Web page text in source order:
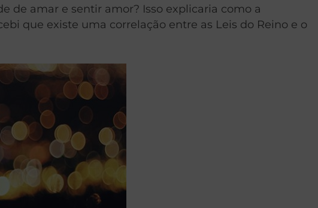
de amar e sentir amor? Isso explicaria como a
que existe uma correlação entre as Leis do Reino e o